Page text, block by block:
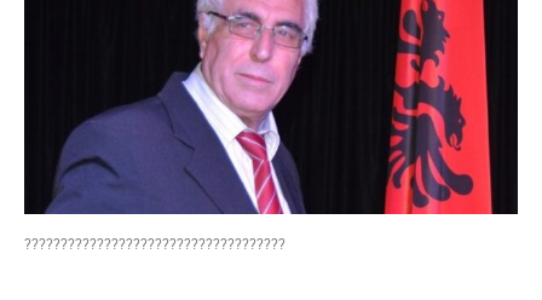
????????????????????????????????????